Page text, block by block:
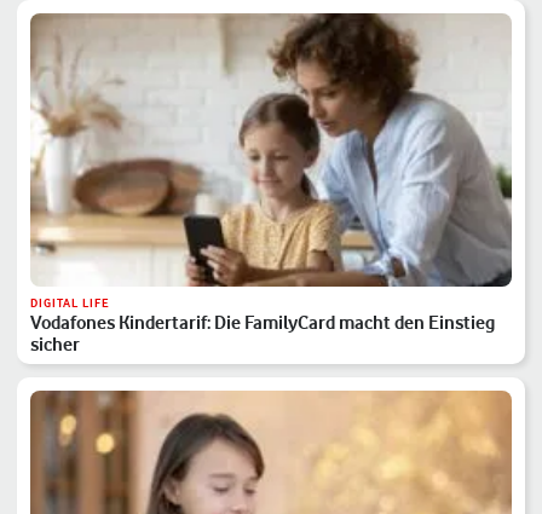
DIGITAL LIFE
Vodafones Kindertarif: Die FamilyCard macht den Einstieg
sicher